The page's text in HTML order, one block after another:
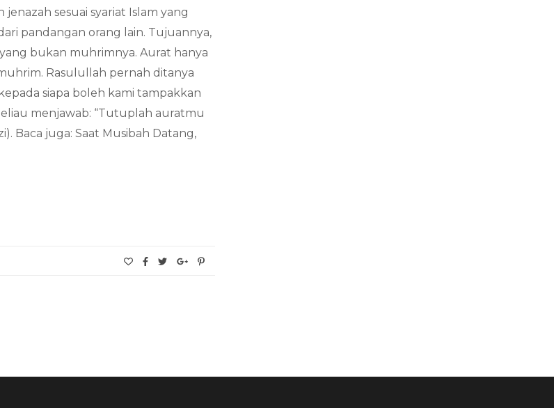
sesuai syariat Islam yang
pandangan orang lain. Tujuannya,
bukan muhrimnya. Aurat hanya
Rasulullah pernah ditanya
siapa boleh kami tampakkan
menjawab: “Tutuplah auratmu
Baca juga: Saat Musibah Datang,